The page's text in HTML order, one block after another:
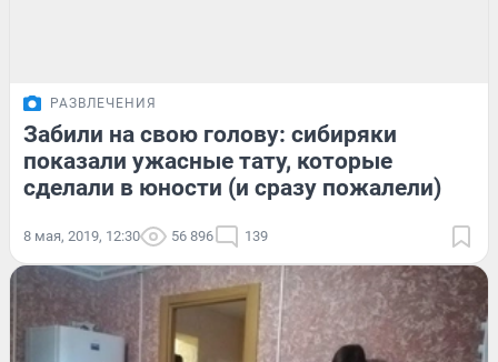
РАЗВЛЕЧЕНИЯ
Забили на свою голову: сибиряки
показали ужасные тату, которые
сделали в юности (и сразу пожалели)
8 мая, 2019, 12:30 56 896 139